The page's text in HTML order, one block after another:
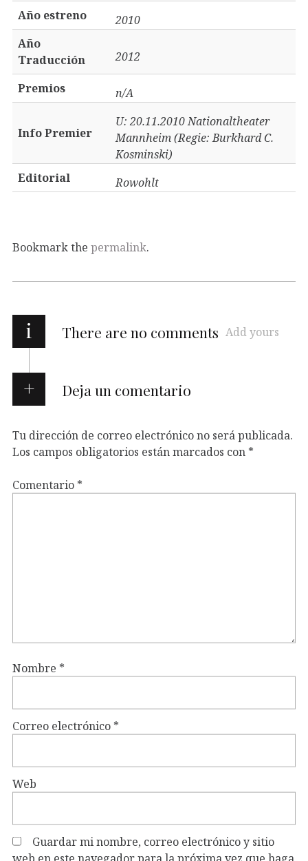
Año estreno
2010
Año
Traducción
2012
Premios n/A
Info Premier
U: 20.11.2010 Nationaltheater
Mannheim (Regie: Burkhard C.
Kosminski)
Editorial
Rowohlt
Bookmark the permalink.
i There are no comments Add yours
Deja un comentario
Tu dirección de correo electrónico no será publicada.
Los campos obligatorios están marcados con *
Comentario *
Nombre *
Correo electrónico *
Web
Guardar mi nombre, correo electrónico y sitio